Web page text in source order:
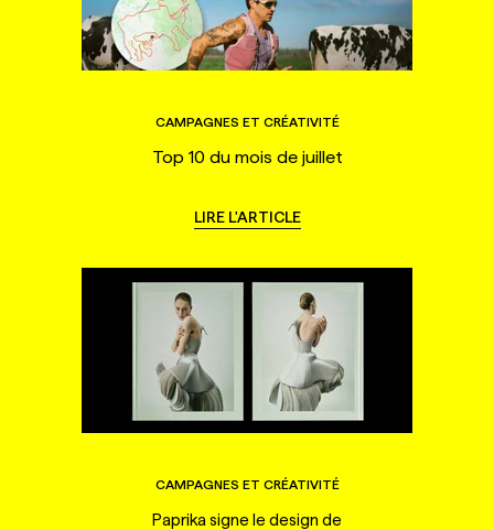
CAMPAGNES ET CRÉATIVITÉ
Top 10 du mois de juillet
LIRE L'ARTICLE
CAMPAGNES ET CRÉATIVITÉ
Paprika signe le design de